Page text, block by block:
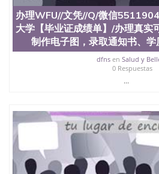
与人类发展学院、信息工程与科
护理学院、科学学院等。学校的
前十名，工学院排名在前十五名
约大学为学生们提供本科、硕士
专业课程包括：会计学、MBA、
程、经济、医学、护理、文学、
学、美术、电子工程、天文学、
制、历史、电气工程、生物工程
销、机械工程、计算机科学、物
科、金融专业 1、客户提供相关
信息，给出操作方案； 2、补充
材料； 3、留服注册申请账号，
交时间，公司人员陪同客户本人
办理WFU//文凭//Q/微信
大学【毕业证成绩单】/办理真实
制作电子图，录取通知书、
dfnsen Salud y
0 Respuestas
...